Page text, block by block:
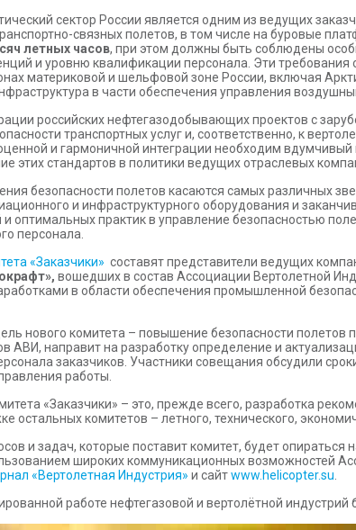
сектор России является одним из ведущих
связных полетов, в том числе на буровые
летных часов, при этом должны быть соблюдены
и уровню квалификации персонала. Эти
материковой и шельфовой зоне России, включая
в части обеспечения управления
российских нефтегазодобывающих проектов с
транспортных услуг и, соответственно, к
и гармоничной интеграции необходим
этих стандартов в политики ведущих отраслевых
безопасности полетов касаются самых различных
и инфраструктурного оборудования и
и оптимальных практик в управление безопасностью
персонала.
«Заказчики» составят представители ведущих
вошедших в состав Ассоциации Вертолетной
в области обеспечения промышленной
нового комитета – повышение безопасности
АВИ, направит на разработку определение и
заказчиков. Участники совещания обсудили
работы.
«Заказчики» – это, прежде всего, разработка
остальных комитетов – летного, технического,
и задач, которые поставит комитет, будет опираться
широких коммуникационных возможностей
«Вертолетная Индустрия» и сайтwww.helicopter.su
работе нефтегазовой и вертолётной